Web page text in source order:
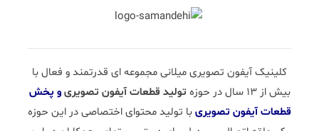
کلینیک آیفون تصویری میلانی مجموعه ای قدرتمند و فعال با
بیش از 13 سال در حوزه
تولید قطعات آیفون تصویریو پخش
قطعات آیفون تصویریبا تولید محتوای اختصاصی در این حوزه